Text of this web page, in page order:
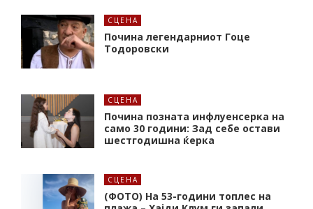
СЦЕНА
Почина легендарниот Гоце
Тодоровски
СЦЕНА
Почина позната инфлуенсерка на
само 30 години: Зад себе остави
шестгодишна ќерка
СЦЕНА
(ФОТО) На 53-години топлес на